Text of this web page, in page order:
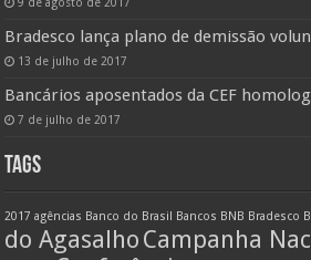
Bradesco lança plano de demissão
13 de julho de 2017
Bancários aposentados da CEF
7 de julho de 2017
TAGS
2017 agências Banco do Brasil Bancos BNB Bradesco
do Agasalho Campanha